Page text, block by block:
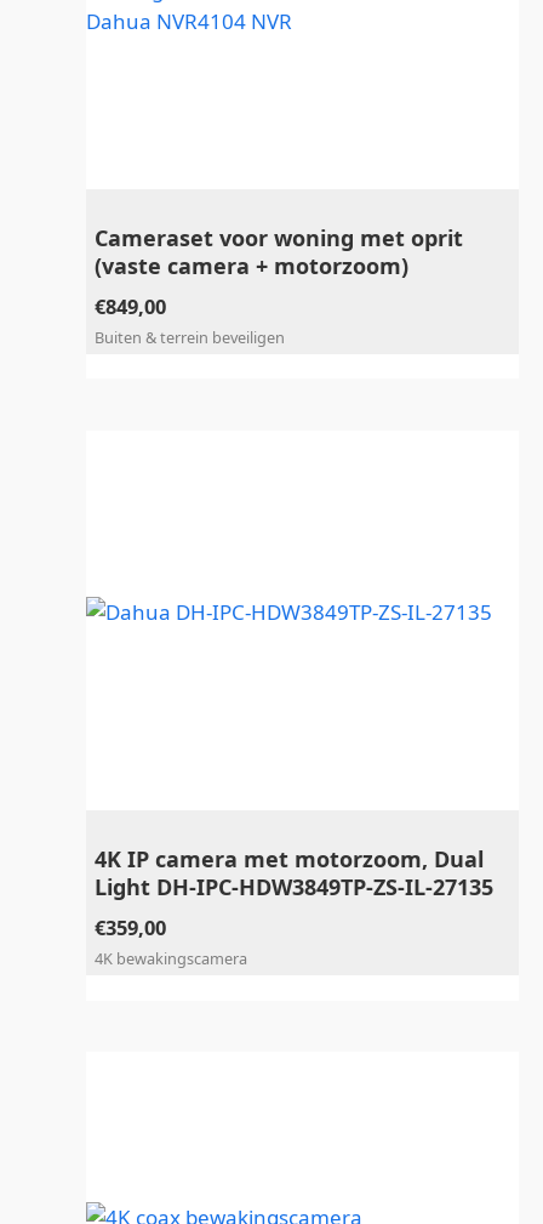
Cameraset voor woning met oprit
(vaste camera + motorzoom)
€849,00
Buiten & terrein beveiligen
4K IP camera met motorzoom, Dual
Light DH-IPC-HDW3849TP-ZS-IL-27135
€359,00
4K bewakingscamera